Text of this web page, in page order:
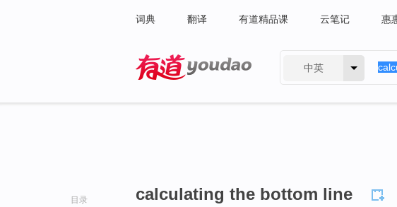
词典 翻译 有道精品课 云笔记 惠
中英
目录 calculating the bottom line